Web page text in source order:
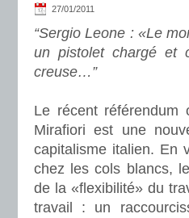
27/01/2011
“Sergio Leone : «Le
un pistolet chargé et
creuse…”
Le récent référendum
Mirafiori est une
capitalisme italien. En
chez les cols blancs,
de la «flexibilité» du
travail : un